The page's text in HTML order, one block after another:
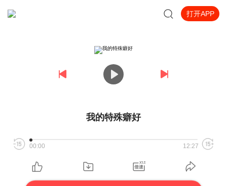
打开APP
我的特殊癖好
00:00 12:27